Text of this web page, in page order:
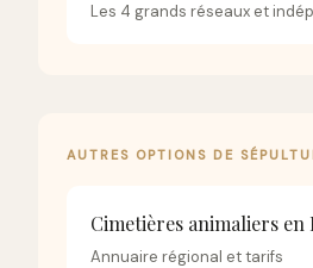
Les 4 grands réseaux et
AUTRES OPTIONS DE
Cimetières animaliers en
Annuaire régional et tarifs